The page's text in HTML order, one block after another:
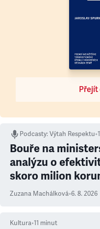
Přejít
Podcasty:Výtah Respektu•
Bouře na
analýzu o
skoro milion
Zuzana Machálková•6. 8. 2026
Kultura•11 minut